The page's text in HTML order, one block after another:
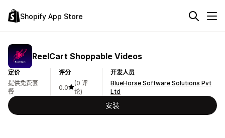
Shopify App Store
ReelCart Shoppable Videos
定价
提供免费套
餐
评分
0.0
(0 评
论)
开发人员
BlueHorse Software Solutions Pvt
Ltd
安装